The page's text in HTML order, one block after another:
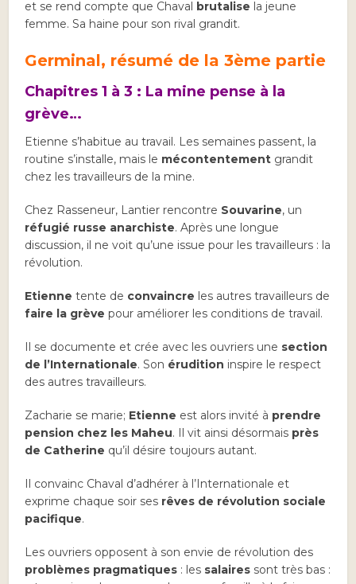
et se rend compte que Chaval brutalise la jeune
femme. Sa haine pour son rival grandit.
Germinal, résumé de la 3ème partie
Chapitres 1 à 3 : La mine pense à la
grève…
Etienne s’habitue au travail. Les semaines passent, la
routine s’installe, mais le mécontentement grandit
chez les travailleurs de la mine.
Chez Rasseneur, Lantier rencontre Souvarine, un
réfugié russe anarchiste. Après une longue
discussion, il ne voit qu’une issue pour les travailleurs : la
révolution.
Etienne tente de convaincre les autres travailleurs de
faire la grève pour améliorer les conditions de travail.
Il se documente et crée avec les ouvriers une section
de l’Internationale. Son érudition inspire le respect
des autres travailleurs.
Zacharie se marie; Etienne est alors invité à prendre
pension chez les Maheu. Il vit ainsi désormais près
de Catherine qu’il désire toujours autant.
Il convainc Chaval d’adhérer à l’Internationale et
exprime chaque soir ses rêves de révolution sociale
pacifique.
Les ouvriers opposent à son envie de révolution des
problèmes pragmatiques : les salaires sont très bas :